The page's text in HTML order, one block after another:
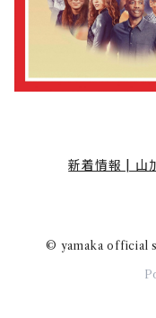
新着情報 |
© yamaka official